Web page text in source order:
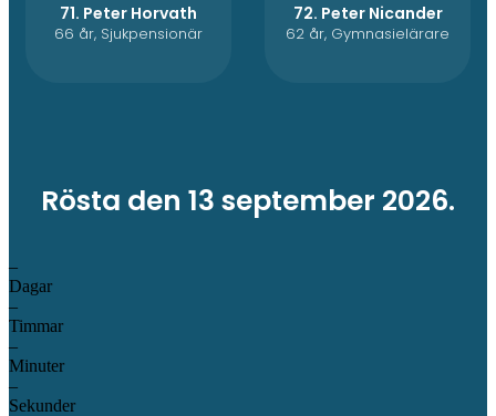
71. Peter Horvath
66 år, Sjukpensionär
72. Peter Nicander
62 år, Gymnasielärare
Rösta den 13 september 2026.
–
Dagar
–
Timmar
–
Minuter
–
Sekunder